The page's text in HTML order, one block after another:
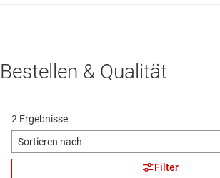
Bestellen & Qualität